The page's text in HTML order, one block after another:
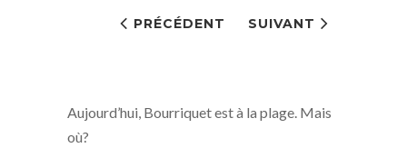
PRÉCÉDENT SUIVANT
Aujourd’hui, Bourriquet est à la plage. Mais
où?